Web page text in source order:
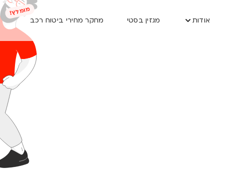
אודות מגזין בסטי מחקר מחירי ביטוח רכב